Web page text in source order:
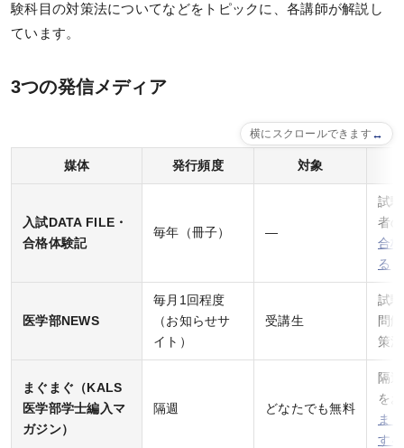
受講プランナー個別相談
カリキュラム一覧
オプション科目
験科目の対策法についてなどをトピックに、各講師が解説し
ています。
3つの発信メディア
横にスクロールできます
媒体 発行頻度 対象
入試DATA FILE・
合格体験記
毎年（冊子） —
試
者
合
る
医学部NEWS
毎月1回程度
（お知らせサ
イト）
受講生
試
問
策法
まぐまぐ（KALS
医学部学士編入マ
ガジン）
隔週 どなたでも無料
隔
を
ま
する